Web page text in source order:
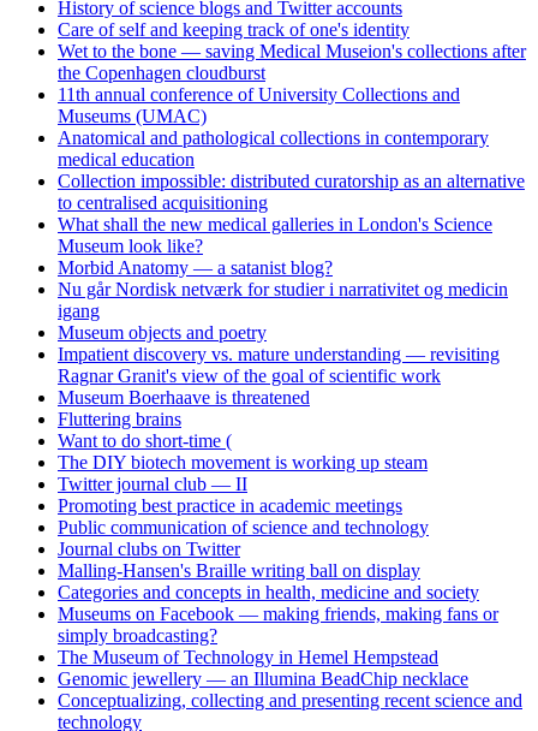
History of science blogs and Twitter accounts
Care of self and keeping track of one's identity
Wet to the bone — saving Medical Museion's collections after
the Copenhagen cloudburst
11th annual conference of University Collections and
Museums (UMAC)
Anatomical and pathological collections in contemporary
medical education
Collection impossible: distributed curatorship as an alternative
to centralised acquisitioning
What shall the new medical galleries in London's Science
Museum look like?
Morbid Anatomy — a satanist blog?
Nu går Nordisk netværk for studier i narrativitet og medicin
igang
Museum objects and poetry
Impatient discovery vs. mature understanding — revisiting
Ragnar Granit's view of the goal of scientific work
Museum Boerhaave is threatened
Fluttering brains
Want to do short-time (
The DIY biotech movement is working up steam
Twitter journal club — II
Promoting best practice in academic meetings
Public communication of science and technology
Journal clubs on Twitter
Malling-Hansen's Braille writing ball on display
Categories and concepts in health, medicine and society
Museums on Facebook — making friends, making fans or
simply broadcasting?
The Museum of Technology in Hemel Hempstead
Genomic jewellery — an Illumina BeadChip necklace
Conceptualizing, collecting and presenting recent science and
technology